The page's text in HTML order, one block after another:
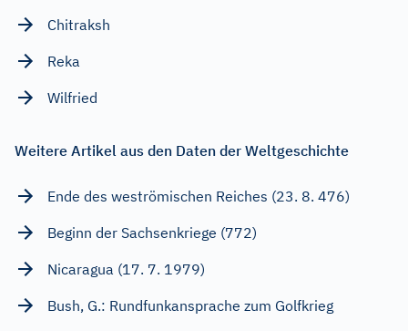
Chitraksh
Reka
Wilfried
Weitere Artikel aus den Daten der Weltgeschichte
Ende des weströmischen Reiches (23. 8. 476)
Beginn der Sachsenkriege (772)
Nicaragua (17. 7. 1979)
Bush, G.: Rundfunkansprache zum Golfkrieg